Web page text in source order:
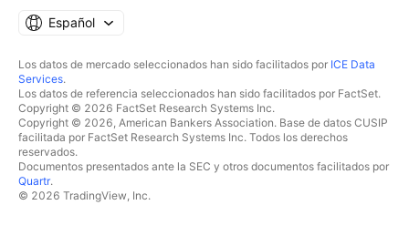
Español
Los datos de mercado seleccionados han sido facilitados por ICE Data
Services.
Los datos de referencia seleccionados han sido facilitados por FactSet.
Copyright © 2026 FactSet Research Systems Inc.
Copyright © 2026, American Bankers Association. Base de datos CUSIP
facilitada por FactSet Research Systems Inc. Todos los derechos
reservados.
Documentos presentados ante la SEC y otros documentos facilitados por
Quartr.
© 2026 TradingView, Inc.